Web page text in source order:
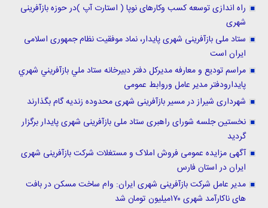
راه اندازی توسعه کسب وکارهای نوپا ( استارت آپ )در حوزه بازآفرینی
شهری
ستاد ملی بازآفرینی شهری پايدار، نماد موفقیت نظام جمهوری اسلامی
ایران است
مراسم تودیع و معارفه مديركل دفتر دبیرخانه ستاد ملي بازآفريني شهري
پایدارودفتر مدير عامل وروابط عمومی
شهرداری شیراز در مسیر بازآفرینی شهری محدوده زندیه گام بگذارند
نخستین جلسه شورای راهبری ستاد ملی بازآفرینی شهری پایدار برگزار
گردید
آگهی مزایده عمومی فروش املاک و مستغلات شرکت بازآفرینی شهری
ایران در استان فارس
مدیر عامل شرکت بازآفرینی شهری ایران: وام ساخت مسکن در بافت
های ناکارآمد شهری ۱۷۰میلیون تومان شد